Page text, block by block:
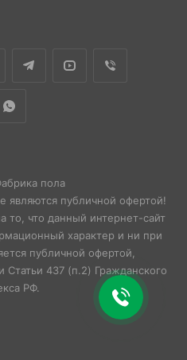
пола
являются публичной офертой!
что данный интернет-сайт
характер и ни при
публичной офертой,
437 (п.2) Гражданского
РФ.